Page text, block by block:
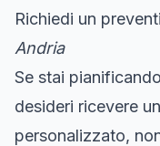
Richiedi un
Andria
Se stai
desideri ricevere
personalizzato,